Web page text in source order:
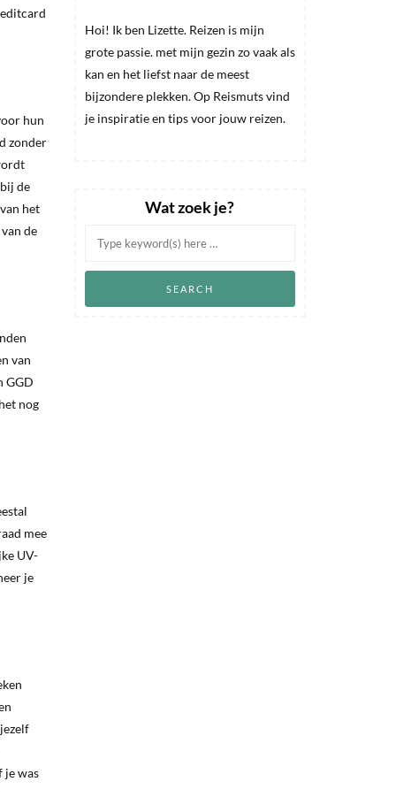
hun
zonder
de
het
de
van
GGD
nog
mee
UV-
je
je was
Hoi! Ik ben Lizette. Reizen is mijn
grote passie. met mijn gezin zo vaak als
kan en het liefst naar de meest
bijzondere plekken. Op Reismuts vind
je inspiratie en tips voor jouw reizen.
Wat zoek je?